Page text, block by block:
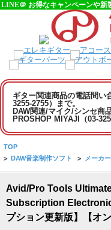
LINE＠ お得なキャンペーンや
ギター関連商品の電話問い
3255-2755）まで。
DAW関連/マイク/シンセ商
PROSHOP MIYAJI（03-
TOP
> DAW音楽制作ソフト > メーカ
Avid/Pro Tools
Subscription
プション更新版】【オ